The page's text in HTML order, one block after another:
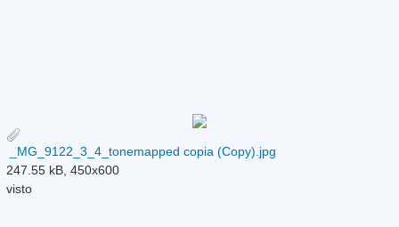
_MG_9122_3_4_tonemapped copia (Copy).jpg
247.55 kB, 450x600
visto